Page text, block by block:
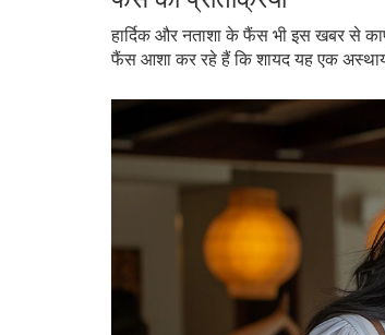
हार्दिक और नताशा के फैंस भी इस खबर से
फैंस आशा कर रहे हैं कि शायद यह एक